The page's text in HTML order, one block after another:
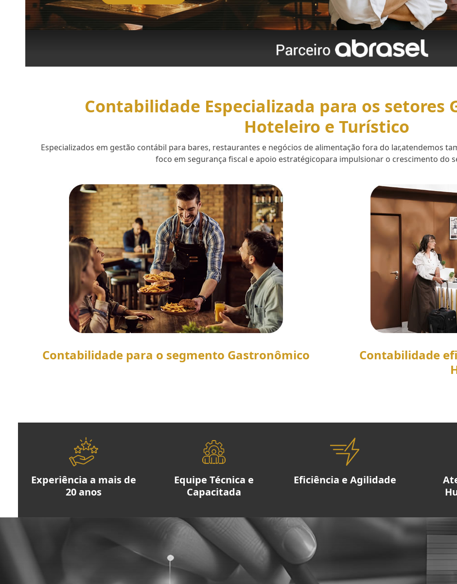
Contabilidade Especializada para os setores
Hoteleiro e Turístico
Especializados em gestão contábil para bares, restaurantes e negócios de alimentação fora do lar,atendemos
foco em segurança fiscal e apoio estratégicopara impulsionar o crescimento do
Contabilidade para o segmento Gastronômico
Contabilidade
Experiência a mais de
20 anos
Equipe Técnica e
Capacitada
Eficiência e Agilidade